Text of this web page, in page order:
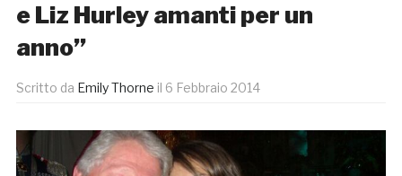
e Liz Hurley amanti per un
anno”
Scritto da Emily Thorne il 6 Febbraio 2014